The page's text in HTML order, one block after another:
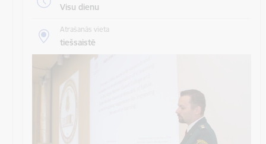
Visu dienu
Atrašanās vieta
tiešsaistē